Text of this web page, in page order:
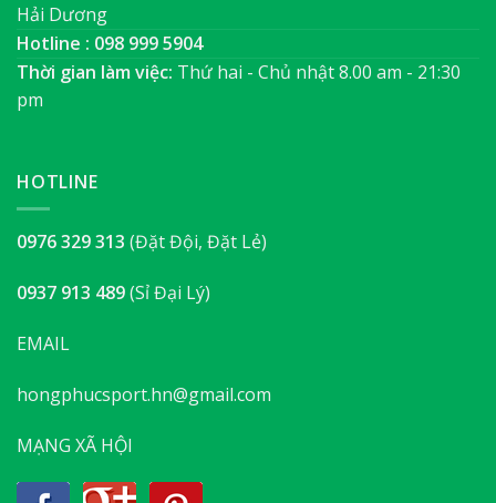
Hải Dương
Hotline : 098 999 5904
Thời gian làm việc: Thứ hai - Chủ nhật 8.00 am - 21:30
pm
HOTLINE
0976 329 313 (Đặt Đội, Đặt Lẻ)
0937 913 489(Sỉ Đại Lý)
EMAIL
hongphucsport.hn@gmail.com
MẠNG XÃ HỘI